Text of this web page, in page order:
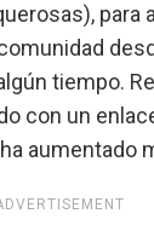
para
tiempo.
con un
aumentado